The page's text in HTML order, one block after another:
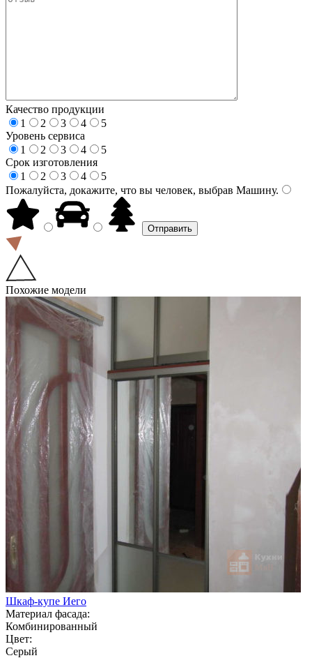
Качество продукции
1
2 3 4
5
Уровень сервиса
1
2 3 4
5
Срок изготовления
1
2 3 4
5
Пожалуйста, докажите, что вы человек, выбрав Машину.
Похожие модели
Шкаф-купе Иего
Материал фасада:
Комбинированный
Цвет:
Серый